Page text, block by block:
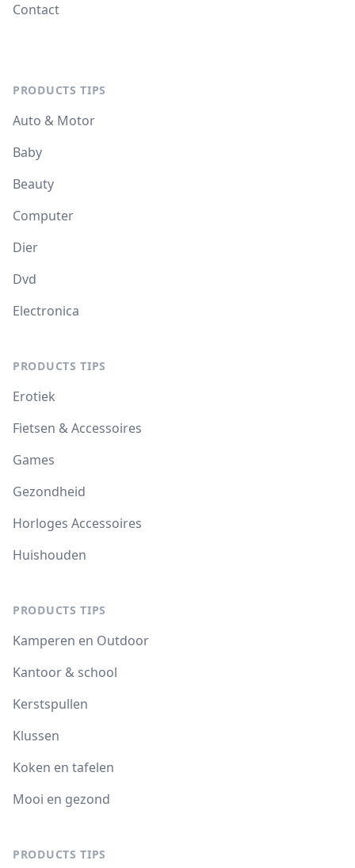
Contact
PRODUCTS TIPS
Auto & Motor
Baby
Beauty
Computer
Dier
Dvd
Electronica
PRODUCTS TIPS
Erotiek
Fietsen & Accessoires
Games
Gezondheid
Horloges Accessoires
Huishouden
PRODUCTS TIPS
Kamperen en Outdoor
Kantoor & school
Kerstspullen
Klussen
Koken en tafelen
Mooi en gezond
PRODUCTS TIPS